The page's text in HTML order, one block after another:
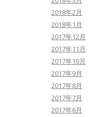
2018年2月
2018年1月
2017年12月
2017年11月
2017年10月
2017年9月
2017年8月
2017年7月
2017年6月